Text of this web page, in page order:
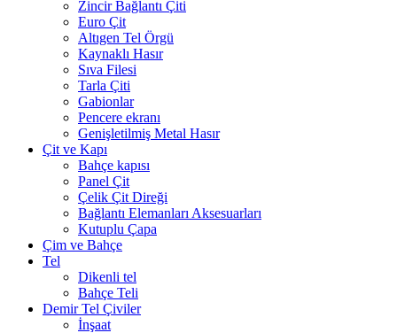
Zincir Bağlantı Çiti
Euro Çit
Altıgen Tel Örgü
Kaynaklı Hasır
Sıva Filesi
Tarla Çiti
Gabionlar
Pencere ekranı
Genişletilmiş Metal Hasır
Çit ve Kapı
Bahçe kapısı
Panel Çit
Çelik Çit Direği
Bağlantı Elemanları Aksesuarları
Kutuplu Çapa
Çim ve Bahçe
Tel
Dikenli tel
Bahçe Teli
Demir Tel Çiviler
İnşaat